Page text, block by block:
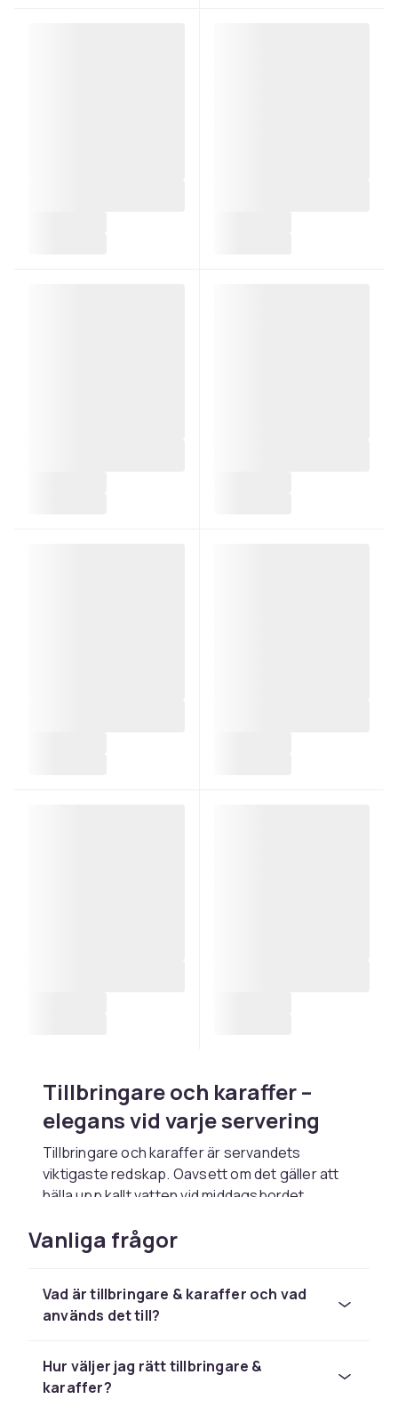
Tillbringare och karaffer –
elegans vid varje servering
Tillbringare och karaffer är servandets
viktigaste redskap. Oavsett om det gäller att
hälla upp kallt vatten vid middagsbordet,
eller dekantera ett gott rödvin – en vacker
tillbringare eller karaff lyfter hela serveringen
värdskap.
för vardag
Vanliga frågor
Vad är tillbringare & karaffer och vad
används det till?
Hur väljer jag rätt tillbringare &
karaffer?